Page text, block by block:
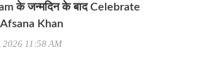
के जन्मदिन के बाद Celebrate
Khan
2026 11:58 AM